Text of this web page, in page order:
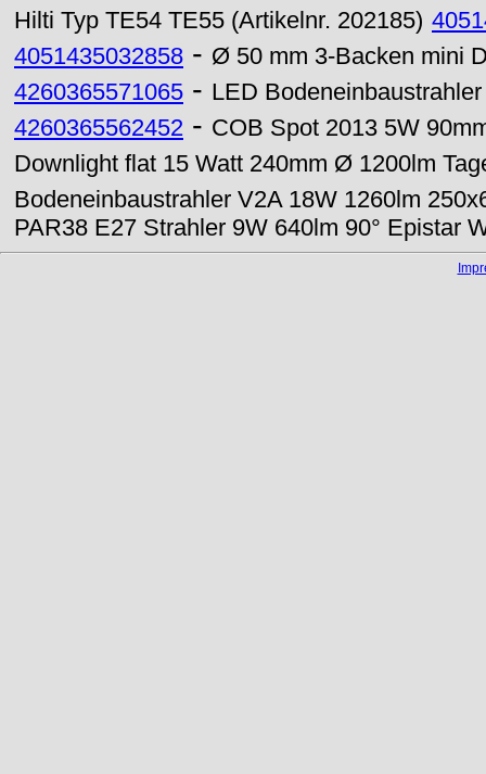
Hilti Typ TE54 TE55 (Artikelnr. 202185)
4051435032858 - Ø 50 mm 3-Backen mini
4260365571065 - LED
4260365562452 - COB Spot 2013 5W
Downlight flat 15 Watt 240mm Ø 1200lm
Bodeneinbaustrahler V2A 18W 1260lm
PAR38 E27 Strahler 9W 640lm 90° Epistar